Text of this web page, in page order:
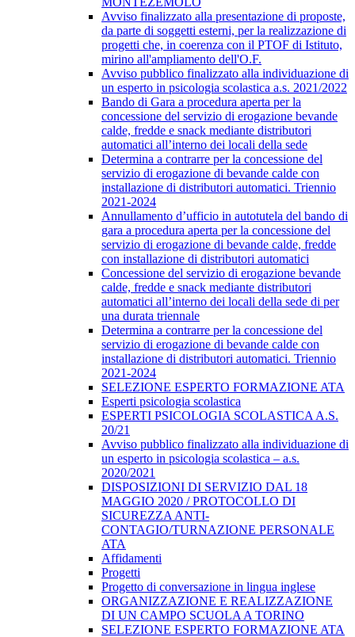
Avviso finalizzato alla presentazione di proposte,
da parte di soggetti esterni, per la realizzazione di
progetti che, in coerenza con il PTOF di Istituto,
mirino all'ampliamento dell'O.F.
Avviso pubblico finalizzato alla individuazione di
un esperto in psicologia scolastica a.s. 2021/2022
Bando di Gara a procedura aperta per la
concessione del servizio di erogazione bevande
calde, fredde e snack mediante distributori
automatici all’interno dei locali della sede
​Determina a contrarre per la concessione del
servizio di erogazione di bevande calde con
installazione di distributori automatici. Triennio
2021-2024
Annullamento d’ufficio in autotutela del bando di
gara a procedura aperta per la concessione del
servizio di erogazione di bevande calde, fredde
con installazione di distributori automatici
Concessione del servizio di erogazione bevande
calde, fredde e snack mediante distributori
automatici all’interno dei locali della sede di per
una durata triennale
Determina a contrarre per la concessione del
servizio di erogazione di bevande calde con
installazione di distributori automatici. Triennio
2021-2024
SELEZIONE ESPERTO FORMAZIONE ATA
Esperti psicologia scolastica
ESPERTI PSICOLOGIA SCOLASTICA A.S.
20/21
Avviso pubblico finalizzato alla individuazione di
un esperto in psicologia scolastica – a.s.
2020/2021
DISPOSIZIONI DI SERVIZIO DAL 18
MAGGIO 2020 / PROTOCOLLO DI
SICUREZZA ANTI-
CONTAGIO/TURNAZIONE PERSONALE
ATA
Affidamenti
Progetti
Progetto di conversazione in lingua inglese
ORGANIZZAZIONE E REALIZZAZIONE
DI UN CAMPO SCUOLA A TORINO
SELEZIONE ESPERTO FORMAZIONE ATA